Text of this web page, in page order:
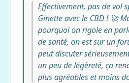
Effectivement, pas de vol
Ginette avec le CBD ! 🚀
pourquoi on rigole en
de santé, on est sur un
peut discuter
un peu de légèreté, ça
plus agréables et moins